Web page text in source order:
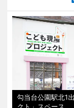
勾当台公園駅北1